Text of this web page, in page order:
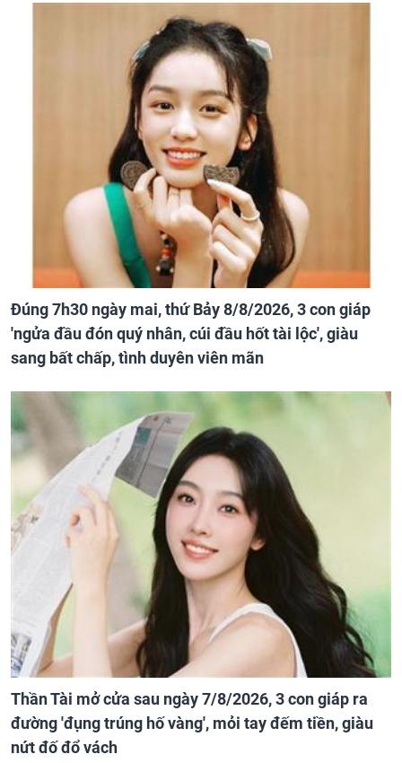
Đúng 7h30 ngày mai, thứ Bảy 8/8/2026, 3 con giáp
'ngửa đầu đón quý nhân, cúi đầu hốt tài lộc', giàu
sang bất chấp, tình duyên viên mãn
Thần Tài mở cửa sau ngày 7/8/2026, 3 con giáp ra
đường 'đụng trúng hố vàng', mỏi tay đếm tiền, giàu
nứt đố đổ vách